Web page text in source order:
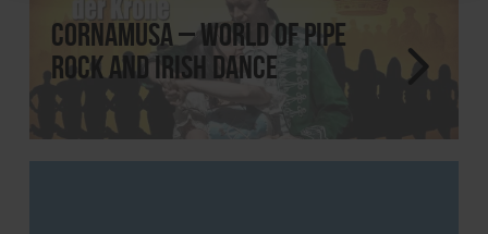
Cornamusa – World of Pipe
Rock and Irish Dance